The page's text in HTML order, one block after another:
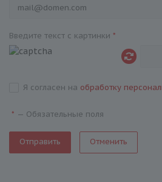
Введите текст с картинки *
Я согласен на обработку
* — Обязательные поля
Отменить